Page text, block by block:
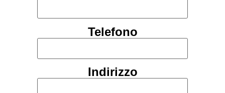
Telefono
Indirizzo